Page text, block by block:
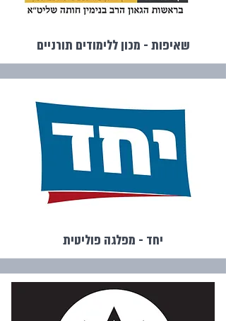
שאיפות - מכון ללימודים תורניים
יחד - מפלגה פוליטית